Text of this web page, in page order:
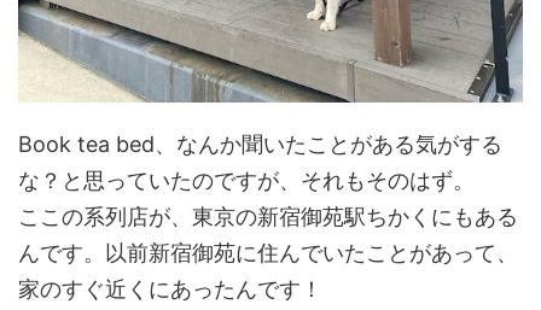
Book tea bed、なんか聞いたことがある気がする
な？と思っていたのですが、それもそのはず。
ここの系列店が、東京の新宿御苑駅ちかくにもある
んです。以前新宿御苑に住んでいたことがあって、
家のすぐ近くにあったんです！